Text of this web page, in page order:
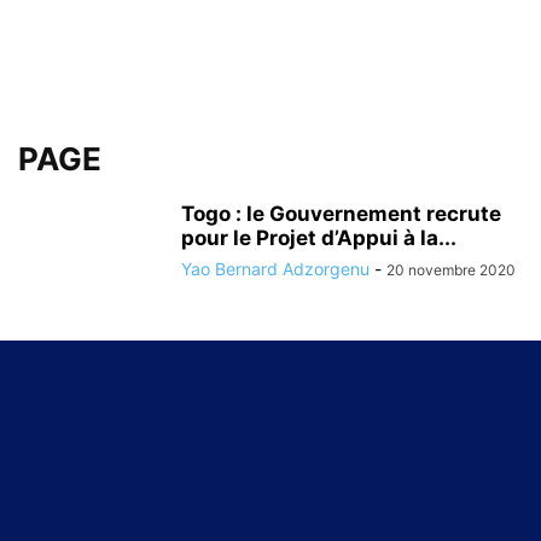
PAGE
Togo : le Gouvernement recrute
pour le Projet d’Appui à la...
Yao Bernard Adzorgenu - 20 novembre 2020